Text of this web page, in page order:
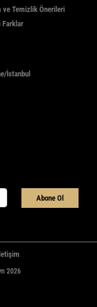
ve Temizlik Önerileri
Farklar
İstanbul
Abone Ol
2026